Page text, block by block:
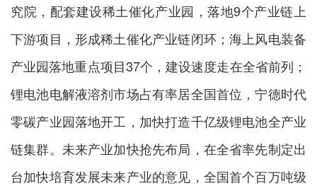
究院，配套建设稀土催化产业园，落地9个产业链上
下游项目，形成稀土催化产业链闭环；海上风电装备
产业园落地重点项目37个，建设速度走在全省前列；
锂电池电解液溶剂市场占有率居全国首位，宁德时代
零碳产业园落地开工，加快打造千亿级锂电池全产业
链集群。未来产业加快抢先布局，在全省率先制定出
台加快培育发展未来产业的意见，全国首个百万吨级